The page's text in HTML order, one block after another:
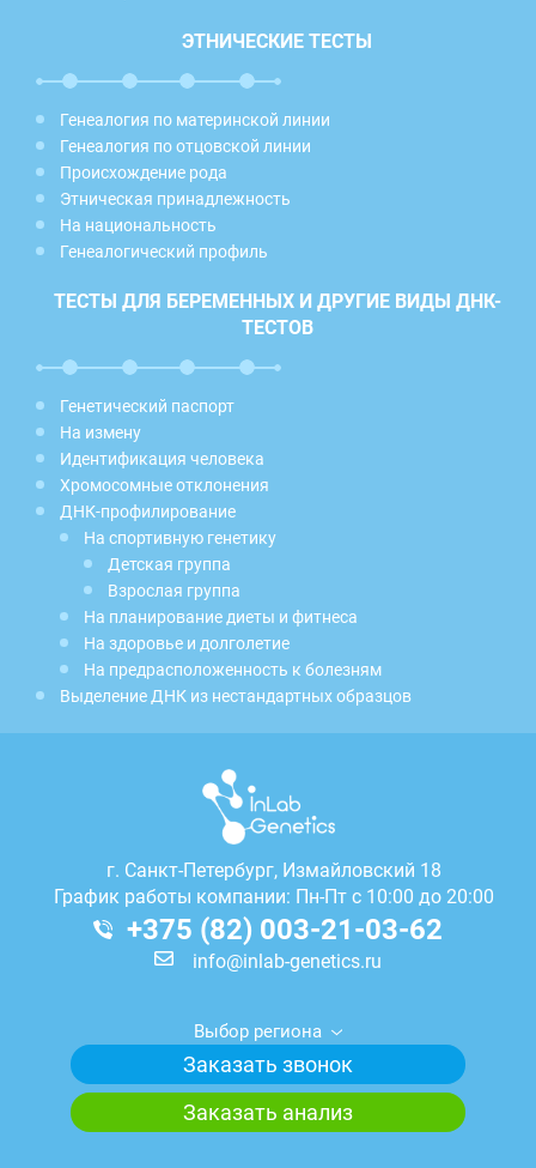
ЭТНИЧЕСКИЕ ТЕСТЫ
Генеалогия по материнской линии
Генеалогия по отцовской линии
Происхождение рода
Этническая принадлежность
На национальность
Генеалогический профиль
ТЕСТЫ ДЛЯ БЕРЕМЕННЫХ И ДРУГИЕ ВИДЫ ДНК-
ТЕСТОВ
Генетический паспорт
На измену
Идентификация человека
Хромосомные отклонения
ДНК-профилирование
На спортивную генетику
Детская группа
Взрослая группа
На планирование диеты и фитнеса
На здоровье и долголетие
На предрасположенность к болезням
Выделение ДНК из нестандартных образцов
г. Санкт-Петербург, Измайловский 18
График работы компании: Пн-Пт с 10:00 до 20:00
+375 (82) 003-21-03-62
info@inlab-genetics.ru
Выбор региона
Заказать звонок
Заказать анализ